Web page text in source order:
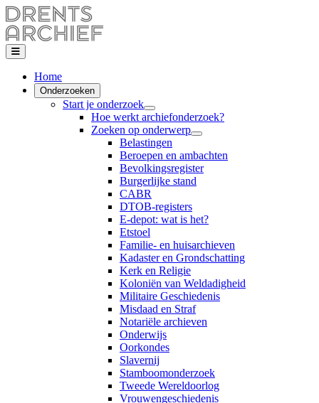
Home
Onderzoeken
Start je onderzoek
Hoe werkt archiefonderzoek?
Zoeken op onderwerp
Belastingen
Beroepen en ambachten
Bevolkingsregister
Burgerlijke stand
CABR
DTOB-registers
E-depot: wat is het?
Etstoel
Familie- en huisarchieven
Kadaster en Grondschatting
Kerk en Religie
Koloniën van Weldadigheid
Militaire Geschiedenis
Misdaad en Straf
Notariële archieven
Onderwijs
Oorkondes
Slavernij
Stamboomonderzoek
Tweede Wereldoorlog
Vrouwengeschiedenis